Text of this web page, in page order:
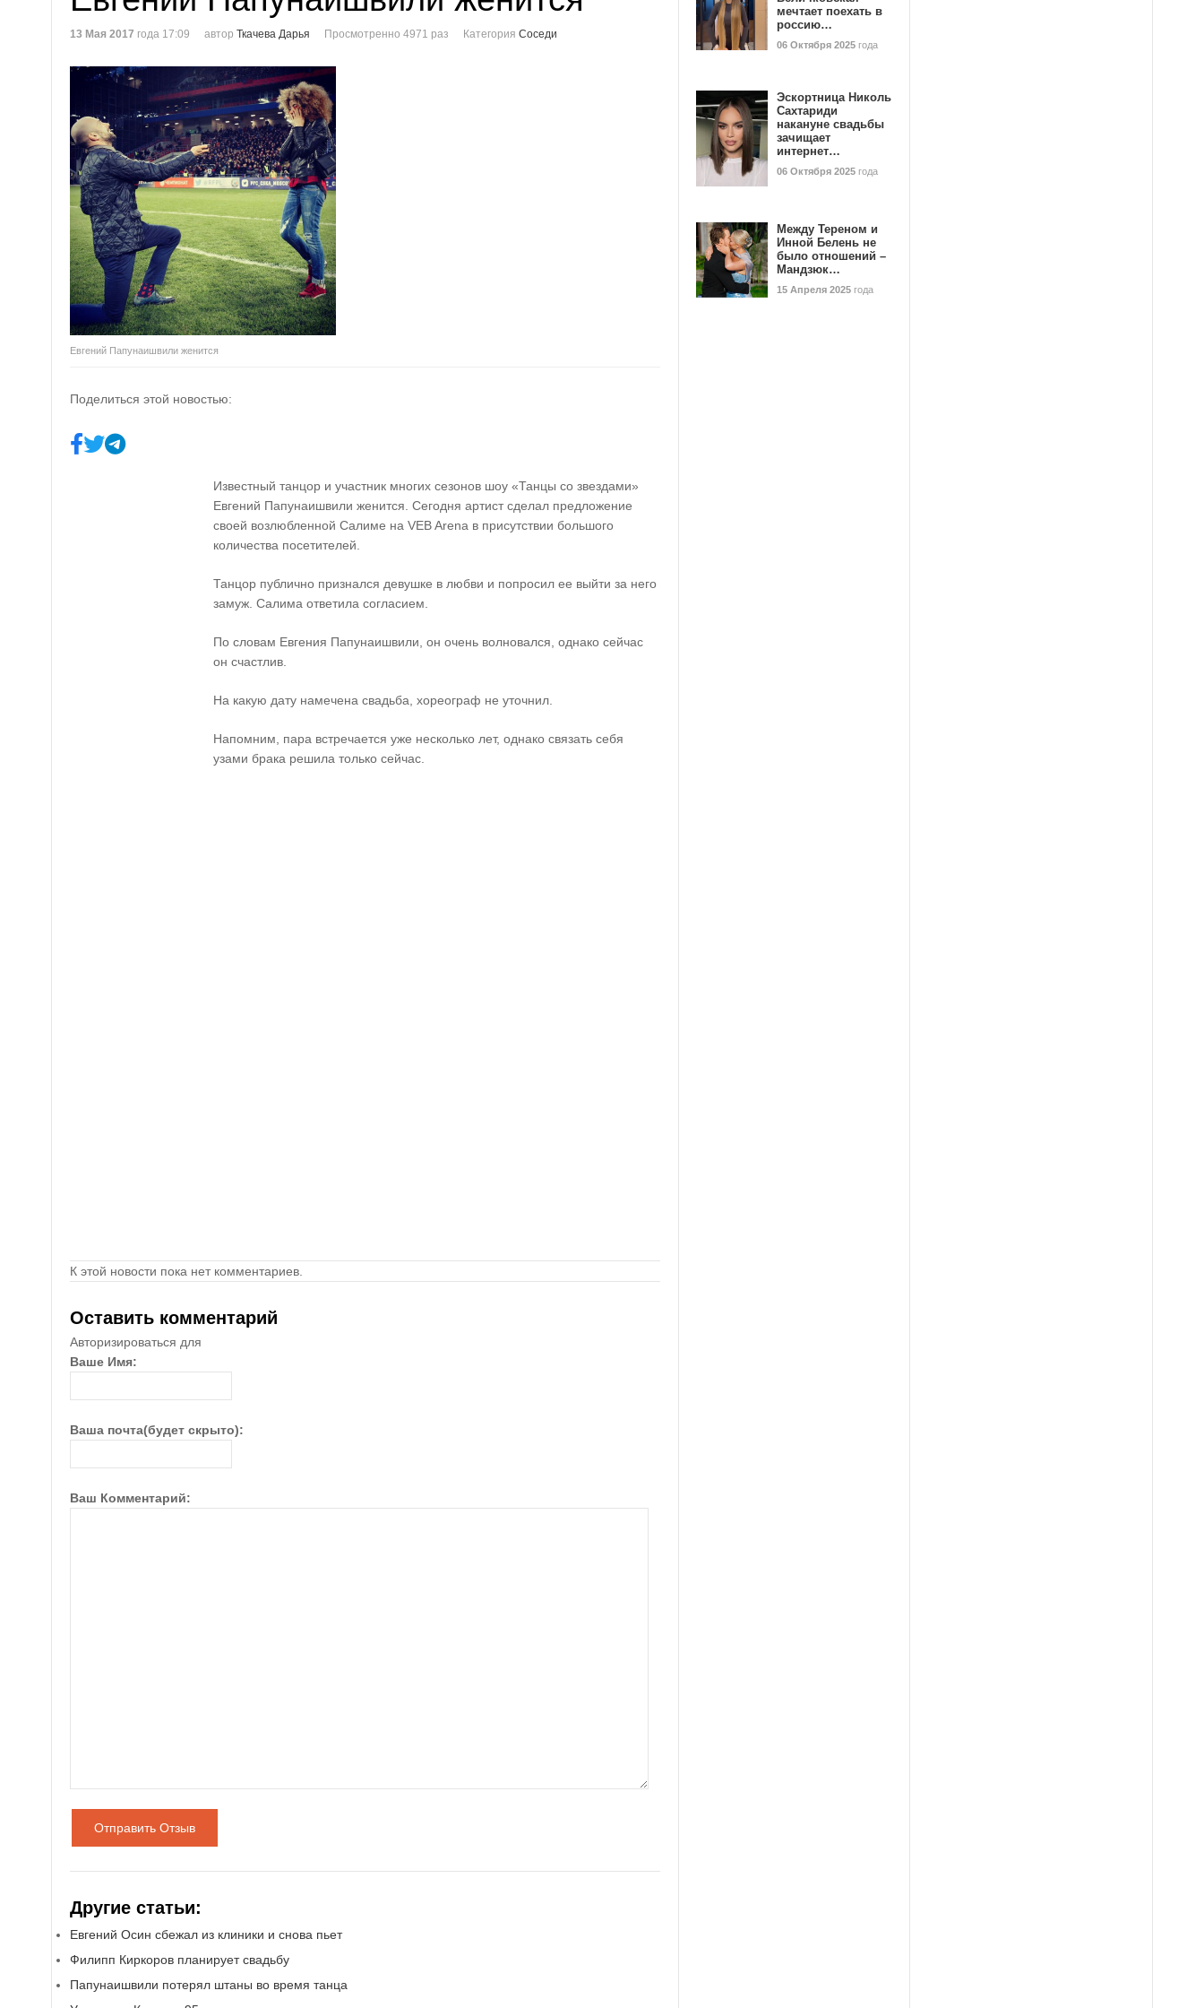
13 Мая 2017 года 17:09 автор Ткачева Дарья Просмотренно 4971 раз Категория Соседи
Евгений Папунаишвили женится
Поделиться этой новостью:
Известный танцор и участник многих сезонов шоу «Танцы со звездами»
Евгений Папунаишвили женится. Сегодня артист сделал предложение
своей возлюбленной Салиме на VEB Arena в присутствии большого
количества посетителей.
Танцор публично признался девушке в любви и попросил ее выйти за него
замуж. Салима ответила согласием.
По словам Евгения Папунаишвили, он очень волновался, однако сейчас
он счастлив.
На какую дату намечена свадьба, хореограф не уточнил.
Напомним, пара встречается уже несколько лет, однако связать себя
узами брака решила только сейчас.
К этой новости пока нет комментариев.
Оставить комментарий
Авторизироваться для
Ваше Имя:
Ваша почта(будет скрыто):
Ваш Комментарий:
Отправить Отзыв
Другие статьи:
Евгений Осин сбежал из клиники и снова пьет
Филипп Киркоров планирует свадьбу
Папунаишвили потерял штаны во время танца
мечтает поехать в
россию…
06 Октября 2025 года
Эскортница Николь
Сахтариди
накануне свадьбы
зачищает
интернет…
06 Октября 2025 года
Между Тереном и
Инной Белень не
было отношений –
Мандзюк…
15 Апреля 2025 года